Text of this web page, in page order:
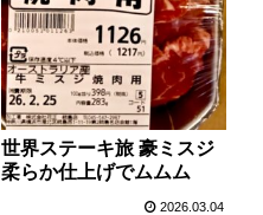
世界ステーキ旅 豪ミスジ
柔らか仕上げでムムム
2026.03.04